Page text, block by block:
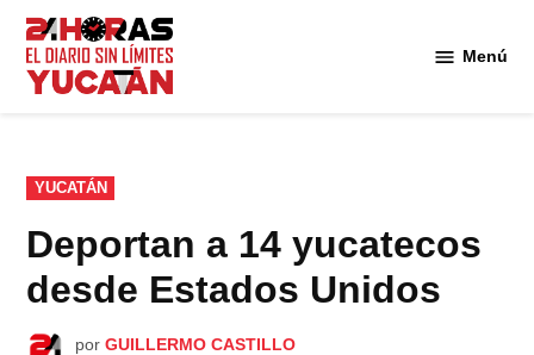
Saltar
contenido
Menú
PUBLICADO
EN
YUCATÁN
Deportan a 14 yucatecos
desde Estados Unidos
por GUILLERMO CASTILLO